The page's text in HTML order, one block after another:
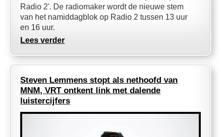
Radio 2'. De radiomaker wordt de nieuwe stem
van het namiddagblok op Radio 2 tussen 13 uur
en 16 uur.
Lees verder
Steven Lemmens stopt als nethoofd van
MNM, VRT ontkent link met dalende
luistercijfers